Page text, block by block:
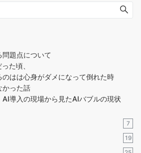
題点について
た頃、
はは心身がダメになって倒れた時
かった話
導入の現場から見たAIバブルの現状
7
19